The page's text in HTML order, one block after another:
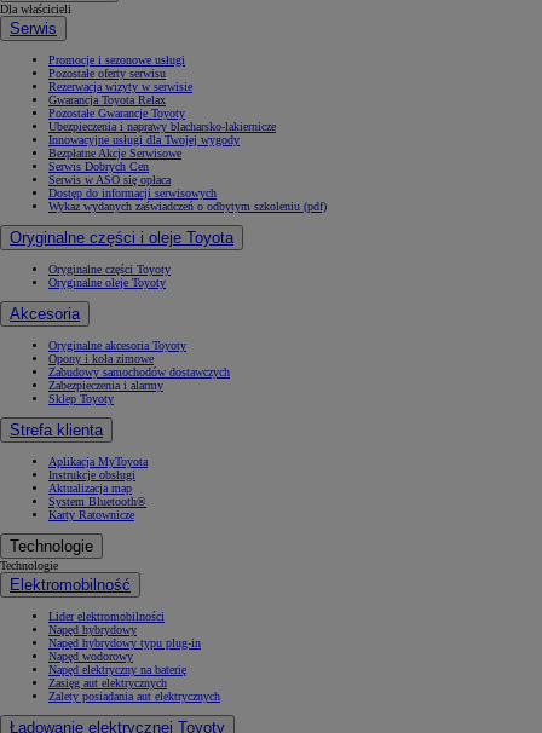
Dla właścicieli
Serwis
Promocje i sezonowe usługi
Pozostałe oferty serwisu
Rezerwacja wizyty w serwisie
Gwarancja Toyota Relax
Pozostałe Gwarancje Toyoty
Ubezpieczenia i naprawy blacharsko-lakiernicze
Innowacyjne usługi dla Twojej wygody
Bezpłatne Akcje Serwisowe
Serwis Dobrych Cen
Serwis w ASO się opłaca
Dostęp do informacji serwisowych
Wykaz wydanych zaświadczeń o odbytym szkoleniu (pdf)
Oryginalne części i oleje Toyota
Oryginalne części Toyoty
Oryginalne oleje Toyoty
Akcesoria
Oryginalne akcesoria Toyoty
Opony i koła zimowe
Zabudowy samochodów dostawczych
Zabezpieczenia i alarmy
Sklep Toyoty
Strefa klienta
Aplikacja MyToyota
Instrukcje obsługi
Aktualizacja map
System Bluetooth®
Karty Ratownicze
Technologie
Technologie
Elektromobilność
Lider elektromobilności
Napęd hybrydowy
Napęd hybrydowy typu plug-in
Napęd wodorowy
Napęd elektryczny na baterię
Zasięg aut elektrycznych
Zalety posiadania aut elektrycznych
Ładowanie elektrycznej Toyoty